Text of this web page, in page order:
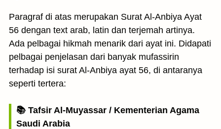
Paragraf di atas merupakan Surat Al-Anbiya Ayat
56 dengan text arab, latin dan terjemah artinya.
Ada pelbagai hikmah menarik dari ayat ini. Didapati
pelbagai penjelasan dari banyak mufassirin
terhadap isi surat Al-Anbiya ayat 56, di antaranya
seperti tertera:
📚 Tafsir Al-Muyassar / Kementerian Agama
Saudi Arabia